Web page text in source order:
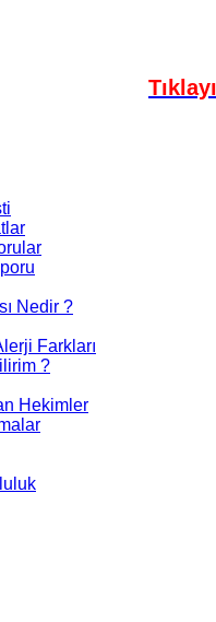
Nedir ?
Farkları
?
Hekimler